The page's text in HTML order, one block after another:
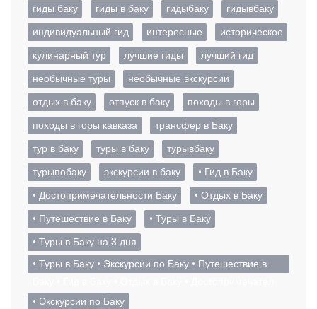
гиды баку
гиды в баку гидыбаку
гидывбаку
индивидуальный гид
интересные
историческое
кулинарный тур
лучшие гиды
лучший гид
необычные туры
необычные экскурсии
отдых в баку
отпуск в баку
походы в горы
походы в горы кавказа
трансфер в Баку
тур в баку
туры в баку
турывбаку
турыпобаку
экскурсии в баку
• Гид в Баку
• Достопримечательности Баку
• Отдых в Баку
• Путешествие в Баку
• Туры в Баку
• Туры в Баку на 3 дня
• Туры в Баку • Экскурсии по Баку • Путешествие в
• Экскурсии по Баку